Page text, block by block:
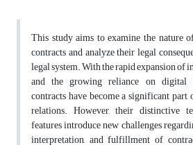
This study aims to examine the nature
contracts and analyze their legal
legal system. With the rapid expansion
and the growing reliance on digital
contracts have become a significant
relations. However, their distinctive
features introduce new challenges
interpretation, and fulfillment of